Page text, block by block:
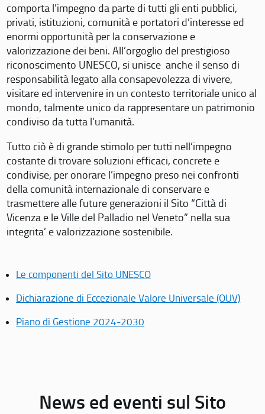
comporta l’impegno da parte di tutti gli enti pubblici,
privati, istituzioni, comunità e portatori d’interesse ed
enormi opportunità per la conservazione e
valorizzazione dei beni. All’orgoglio del prestigioso
riconoscimento UNESCO, si unisce anche il senso di
responsabilità legato alla consapevolezza di vivere,
visitare ed intervenire in un contesto territoriale unico al
mondo, talmente unico da rappresentare un patrimonio
condiviso da tutta l’umanità.
Tutto ciò è di grande stimolo per tutti nell’impegno
costante di trovare soluzioni efficaci, concrete e
condivise, per onorare l’impegno preso nei confronti
della comunità internazionale di conservare e
trasmettere alle future generazioni il Sito “Città di
Vicenza e le Ville del Palladio nel Veneto” nella sua
integrita’ e valorizzazione sostenibile.
Le componenti del Sito UNESCO
Dichiarazione di Eccezionale Valore Universale (OUV)
Piano di Gestione 2024-2030
News ed eventi sul Sito